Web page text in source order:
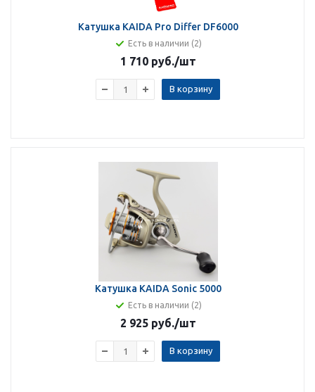
Катушка KAIDA Pro Differ DF6000
Есть в наличии (2)
1 710 руб./шт
В корзину
Катушка KAIDA Sonic 5000
Есть в наличии (2)
2 925 руб./шт
В корзину